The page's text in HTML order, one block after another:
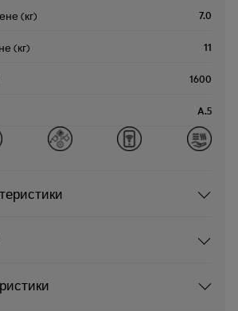
(кг) 7.0
(кг) 11
1600
A.5